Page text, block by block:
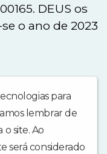
DEUS os
o ano de 2023
para
lembrar de
site. Ao
será considerado